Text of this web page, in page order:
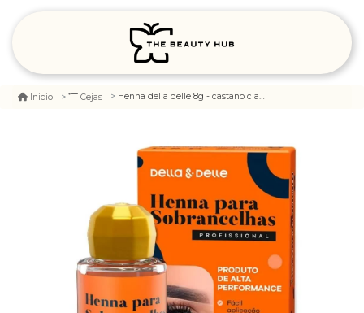
Inicio Cejas Henna della delle 8g - castaño claro